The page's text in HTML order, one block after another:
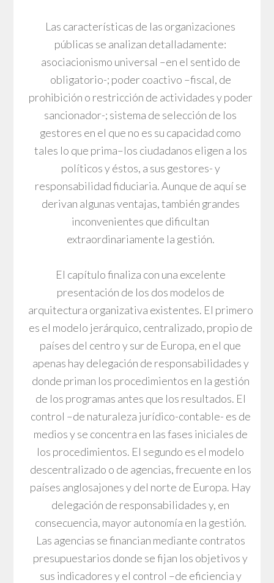
Las características de las organizaciones
públicas se analizan detalladamente:
asociacionismo universal –en el sentido de
obligatorio-; poder coactivo –fiscal, de
prohibición o restricción de actividades y poder
sancionador-; sistema de selección de los
gestores en el que no es su capacidad como
tales lo que prima–los ciudadanos eligen a los
políticos y éstos, a sus gestores- y
responsabilidad fiduciaria. Aunque de aquí se
derivan algunas ventajas, también grandes
inconvenientes que dificultan
extraordinariamente la gestión.
El capítulo finaliza con una excelente
presentación de los dos modelos de
arquitectura organizativa existentes. El primero
es el modelo jerárquico, centralizado, propio de
países del centro y sur de Europa, en el que
apenas hay delegación de responsabilidades y
donde priman los procedimientos en la gestión
de los programas antes que los resultados. El
control –de naturaleza jurídico-contable- es de
medios y se concentra en las fases iniciales de
los procedimientos. El segundo es el modelo
descentralizado o de agencias, frecuente en los
países anglosajones y del norte de Europa. Hay
delegación de responsabilidades y, en
consecuencia, mayor autonomía en la gestión.
Las agencias se financian mediante contratos
presupuestarios donde se fijan los objetivos y
sus indicadores y el control –de eficiencia y